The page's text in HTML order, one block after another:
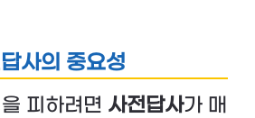
사의 중요성
피하려면 사전답사가 매